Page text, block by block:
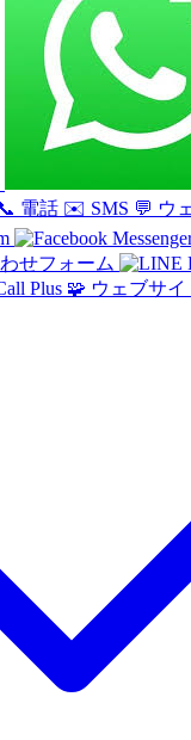
📞 電話 ✉️ SMS 💬 ウ
せフォーム
Plus 🧩 ウェブサイ